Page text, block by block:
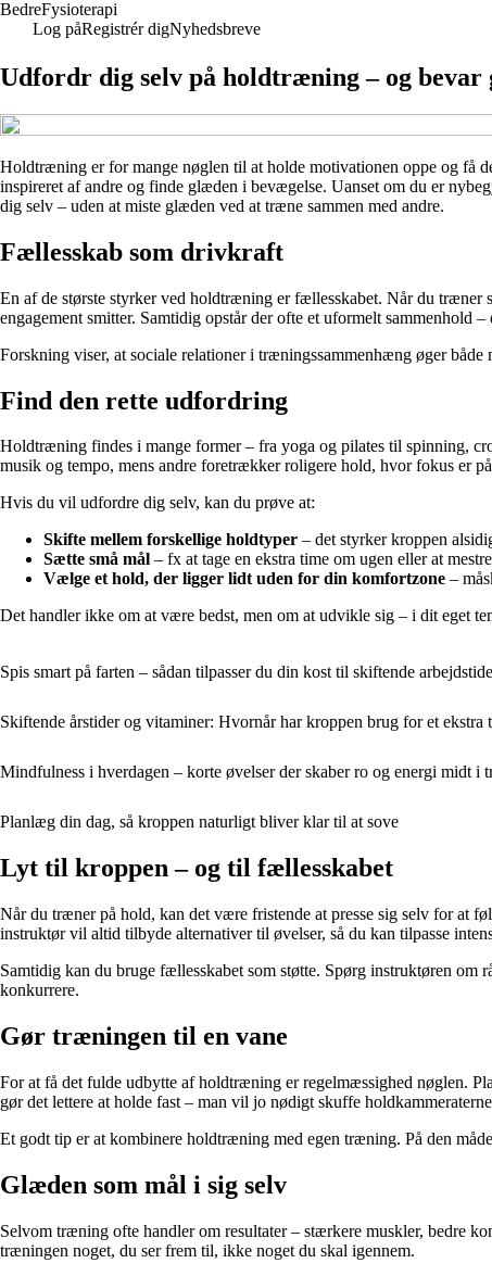
BedreFysioterapi
Log påRegistrér digNyhedsbreve
Udfordr dig selv på holdtræning – og bevar
Holdtræning er for mange nøglen til at holde motivationen oppe og få
inspireret af andre og finde glæden i bevægelse. Uanset om du er
dig selv – uden at miste glæden ved at træne sammen med andre.
Fællesskab som drivkraft
En af de største styrker ved holdtræning er fællesskabet. Når du træner
engagement smitter. Samtidig opstår der ofte et uformelt sammenhold
Forskning viser, at sociale relationer i træningssammenhæng øger
Find den rette udfordring
Holdtræning findes i mange former – fra yoga og pilates til spinning,
musik og tempo, mens andre foretrækker roligere hold, hvor fokus er
Hvis du vil udfordre dig selv, kan du prøve at:
Skifte mellem forskellige holdtyper – det styrker kroppen
Sætte små mål – fx at tage en ekstra time om ugen eller at
Vælge et hold, der ligger lidt uden for din komfortzone –
Det handler ikke om at være bedst, men om at udvikle sig – i dit eget
Spis smart på farten – sådan tilpasser du din kost til skiftende
Skiftende årstider og vitaminer: Hvornår har kroppen brug for et ekstra
Mindfulness i hverdagen – korte øvelser der skaber ro og energi midt i
Planlæg din dag, så kroppen naturligt bliver klar til at sove
Lyt til kroppen – og til fællesskabet
Når du træner på hold, kan det være fristende at presse sig selv for at
instruktør vil altid tilbyde alternativer til øvelser, så du kan tilpasse
Samtidig kan du bruge fællesskabet som støtte. Spørg instruktøren om
konkurrere.
Gør træningen til en vane
For at få det fulde udbytte af holdtræning er regelmæssighed nøglen.
gør det lettere at holde fast – man vil jo nødigt skuffe
Et godt tip er at kombinere holdtræning med egen træning. På den
Glæden som mål i sig selv
Selvom træning ofte handler om resultater – stærkere muskler, bedre
træningen noget, du ser frem til, ikke noget du skal igennem.